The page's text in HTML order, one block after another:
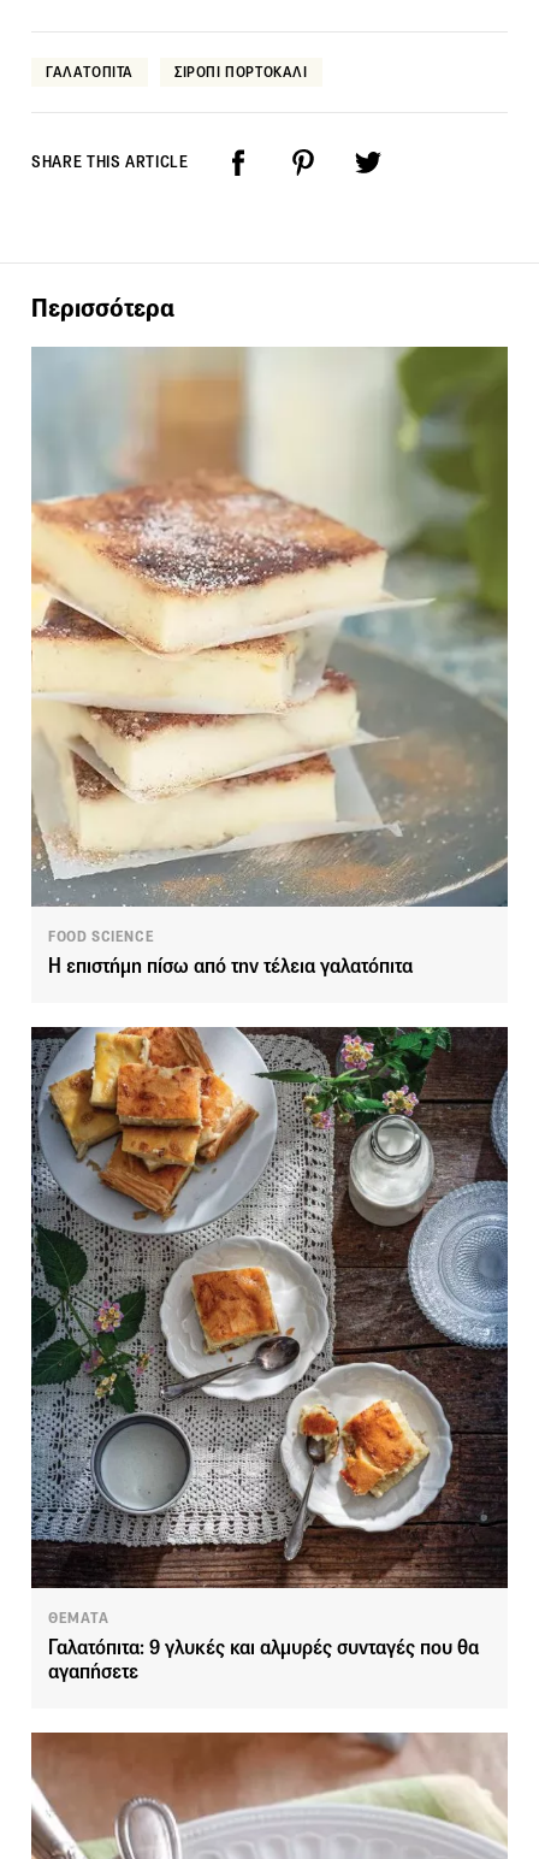
ΓΑΛΑΤΟΠΙΤΑ ΣΙΡΟΠΙ ΠΟΡΤΟΚΑΛΙ
SHARE THIS ARTICLE
Περισσότερα
FOOD SCIENCE
Η επιστήμη πίσω από την τέλεια γαλατόπιτα
ΘΕΜΑΤΑ
Γαλατόπιτα: 9 γλυκές και αλμυρές συνταγές που θα
αγαπήσετε